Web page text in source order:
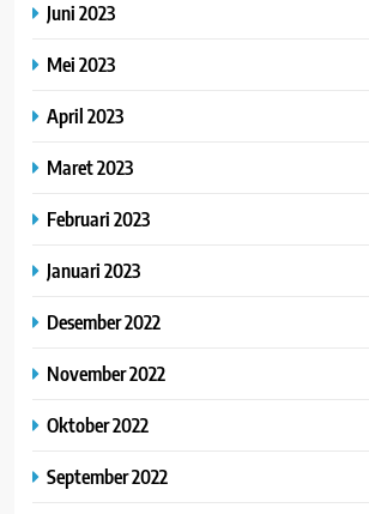
Juni 2023
Mei 2023
April 2023
Maret 2023
Februari 2023
Januari 2023
Desember 2022
November 2022
Oktober 2022
September 2022